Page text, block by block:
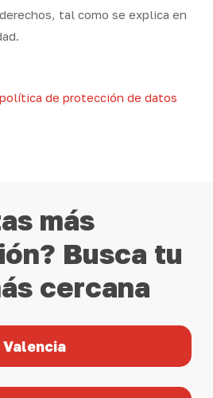
tal como se explica en
política de protección de datos
más
Busca tu
cercana
Valencia